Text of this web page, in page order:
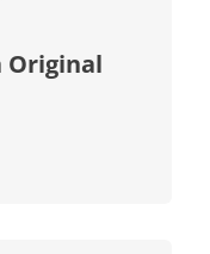
Original